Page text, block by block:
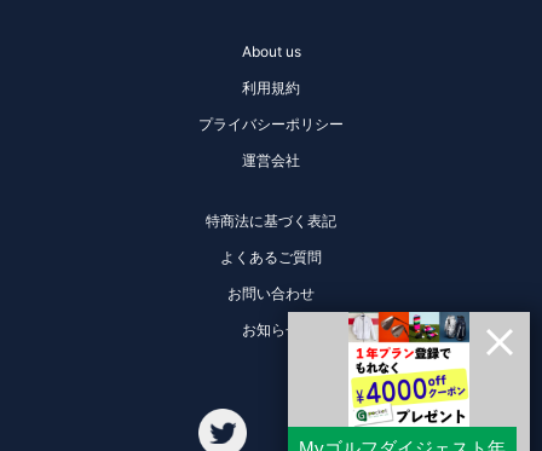
About us
利用規約
プライバシーポリシー
運営会社
特商法に基づく表記
よくあるご質問
お問い合わせ
お知らせ